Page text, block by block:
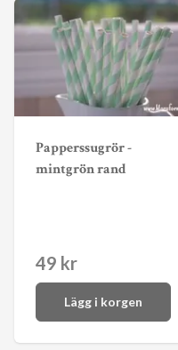
Papperssugrör -
mintgrön rand
49 kr
Lägg i korgen